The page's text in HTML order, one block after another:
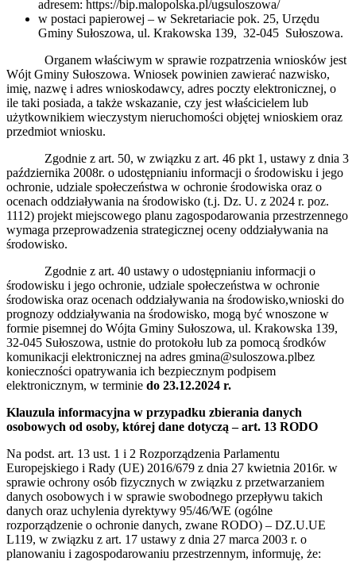
adresem: https://bip.malopolska.pl/ugsuloszowa/
w postaci papierowej – w Sekretariacie pok. 25, Urzędu
Gminy Sułoszowa, ul. Krakowska 139, 32-045 Sułoszowa.
Organem właściwym w sprawie rozpatrzenia wniosków jest
Wójt Gminy Sułoszowa. Wniosek powinien zawierać nazwisko,
imię, nazwę i adres wnioskodawcy, adres poczty elektronicznej, o
ile taki posiada, a także wskazanie, czy jest właścicielem lub
użytkownikiem wieczystym nieruchomości objętej wnioskiem oraz
przedmiot wniosku.
Zgodnie z art. 50, w związku z art. 46 pkt 1, ustawy z dnia 3
października 2008r. o udostępnianiu informacji o środowisku i jego
ochronie, udziale społeczeństwa w ochronie środowiska oraz o
ocenach oddziaływania na środowisko (t.j. Dz. U. z 2024 r. poz.
1112) projekt miejscowego planu zagospodarowania przestrzennego
wymaga przeprowadzenia strategicznej oceny oddziaływania na
środowisko.
Zgodnie z art. 40 ustawy o udostępnianiu informacji o
środowisku i jego ochronie, udziale społeczeństwa w ochronie
środowiska oraz ocenach oddziaływania na środowisko,wnioski do
prognozy oddziaływania na środowisko, mogą być wnoszone w
formie pisemnej do Wójta Gminy Sułoszowa, ul. Krakowska 139,
32-045 Sułoszowa, ustnie do protokołu lub za pomocą środków
komunikacji elektronicznej na adres gmina@suloszowa.plbez
konieczności opatrywania ich bezpiecznym podpisem
elektronicznym, w terminie do 23.12.2024 r.
Klauzula informacyjna w przypadku zbierania danych
osobowych od osoby, której dane dotyczą – art. 13 RODO
Na podst. art. 13 ust. 1 i 2 Rozporządzenia Parlamentu
Europejskiego i Rady (UE) 2016/679 z dnia 27 kwietnia 2016r. w
sprawie ochrony osób fizycznych w związku z przetwarzaniem
danych osobowych i w sprawie swobodnego przepływu takich
danych oraz uchylenia dyrektywy 95/46/WE (ogólne
rozporządzenie o ochronie danych, zwane RODO) – DZ.U.UE
L119, w związku z art. 17 ustawy z dnia 27 marca 2003 r. o
planowaniu i zagospodarowaniu przestrzennym, informuję, że: